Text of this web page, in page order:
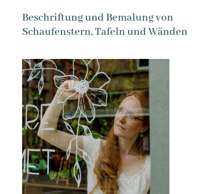
Beschriftung und Bemalung von
Schaufenstern, Tafeln und Wänden